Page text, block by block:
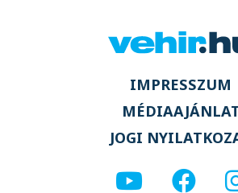
IMPRESSZUM
JOGI